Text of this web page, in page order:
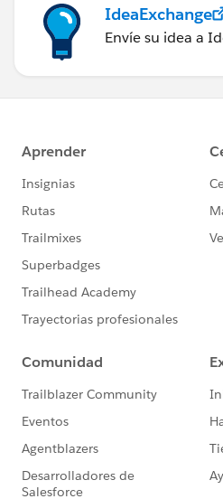
IdeaExchange
Envíe su idea a